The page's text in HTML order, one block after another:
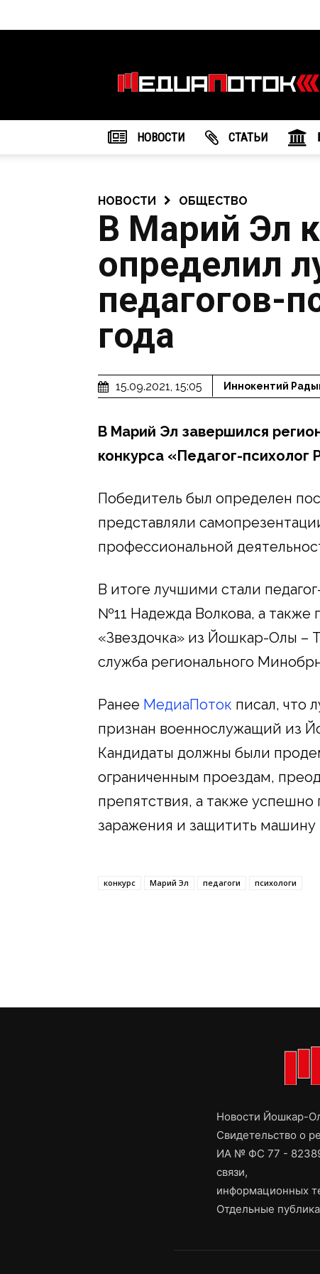
агентство
"МедиаПоток"
НОВОСТИ CТАТЬИ
НОВОСТИ ОБЩЕСТВО
В Марий Эл
определил
педагогов-
года
15.09.2021, 15:05 Иннокентий
В Марий Эл завершился
конкурса «Педагог-психолог
Победитель был определен
представляли
профессиональной
В итоге лучшими стали
№11 Надежда Волкова, а также
«Звездочка» из Йошкар-Олы –
служба регионального
Ранее МедиаПоток писал, что
признан военнослужащий из
Кандидаты должны были
ограниченным проездам,
препятствия, а также успешно
заражения и защитить машину
конкурс Марий Эл педагоги психологи
Новости Йошкар-
Свидетельство о
ИА № ФС 77 - 82389
связи,
информационных
Отдельные